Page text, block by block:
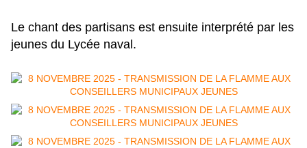
Le chant des partisans est ensuite interprété par les
jeunes du Lycée naval.